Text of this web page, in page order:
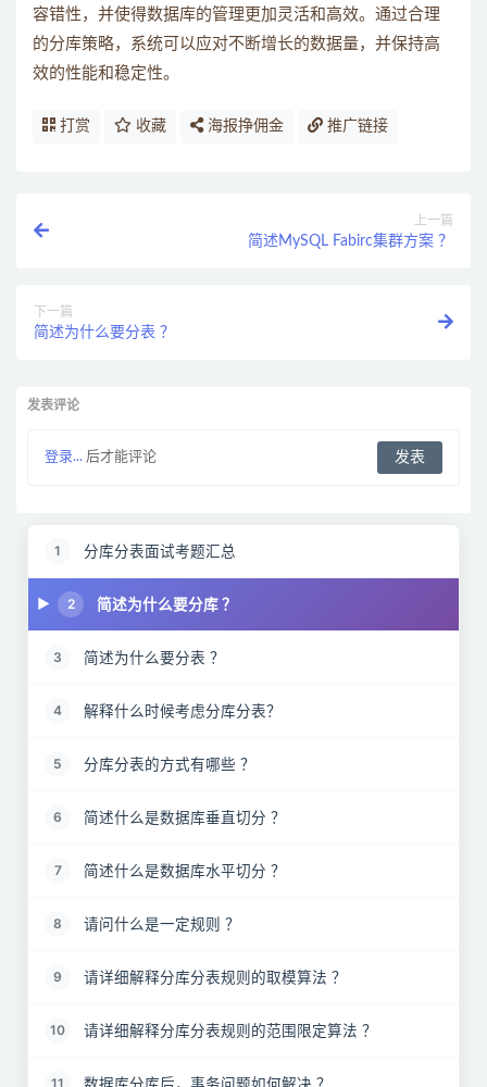
容错性，并使得数据库的管理更加灵活和高效。通过合理
的分库策略，系统可以应对不断增长的数据量，并保持高
效的性能和稳定性。
打赏 收藏 海报挣佣金 推广链接
上一篇
简述MySQL Fabirc集群方案 ？
下一篇
简述为什么要分表 ？
发表评论
登录... 后才能评论
1 分库分表面试考题汇总
2 简述为什么要分库 ？
3 简述为什么要分表 ？
4 解释什么时候考虑分库分表？
5 分库分表的方式有哪些 ？
6 简述什么是数据库垂直切分 ？
7 简述什么是数据库水平切分 ？
8 请问什么是一定规则 ？
9 请详细解释分库分表规则的取模算法 ？
10 请详细解释分库分表规则的范围限定算法 ？
11 数据库分库后，事务问题如何解决 ？